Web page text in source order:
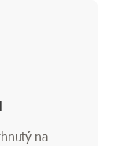
na